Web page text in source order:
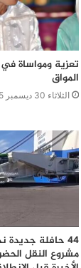
تعزية ومواساة
المواق
الثلاثاء 30 ديسمبر 2025
44 حافلة جديدة
مشروع النقل